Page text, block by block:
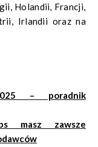
Holandii, Francji,
Irlandii oraz na
– poradnik
masz zawsze